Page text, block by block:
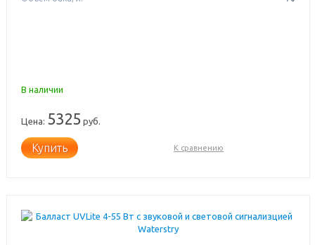
В наличии
Цена: 5325 руб.
Купить К сравнению